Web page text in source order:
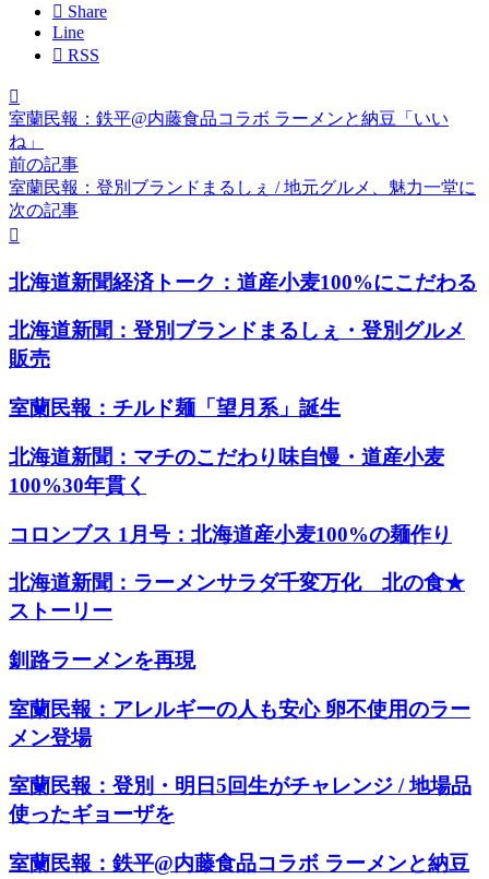
 Share
Line
 RSS

室蘭民報：鉄平@内藤食品コラボ ラーメンと納豆「いい
ね」
前の記事
室蘭民報：登別ブランドまるしぇ / 地元グルメ、魅力一堂に
次の記事

北海道新聞経済トーク：道産小麦100%にこだわる
北海道新聞：登別ブランドまるしぇ・登別グルメ
販売
室蘭民報：チルド麺「望月系」誕生
北海道新聞：マチのこだわり味自慢・道産小麦
100%30年貫く
コロンブス 1月号：北海道産小麦100%の麺作り
北海道新聞：ラーメンサラダ千変万化 北の食★
ストーリー
釧路ラーメンを再現
室蘭民報：アレルギーの人も安心 卵不使用のラー
メン登場
室蘭民報：登別・明日5回生がチャレンジ / 地場品
使ったギョーザを
室蘭民報：鉄平@内藤食品コラボ ラーメンと納豆